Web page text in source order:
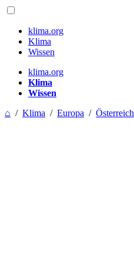
klima.org
Klima
Wissen
klima.org
Klima
Wissen
⌂ / Klima / Europa / Österreich